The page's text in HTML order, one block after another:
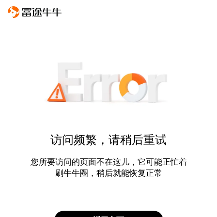
访问频繁，请稍后重试
您所要访问的页面不在这儿，它可能正忙着
刷牛牛圈，稍后就能恢复正常